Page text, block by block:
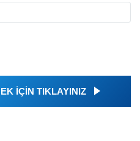
İÇİN TIKLAYINIZ